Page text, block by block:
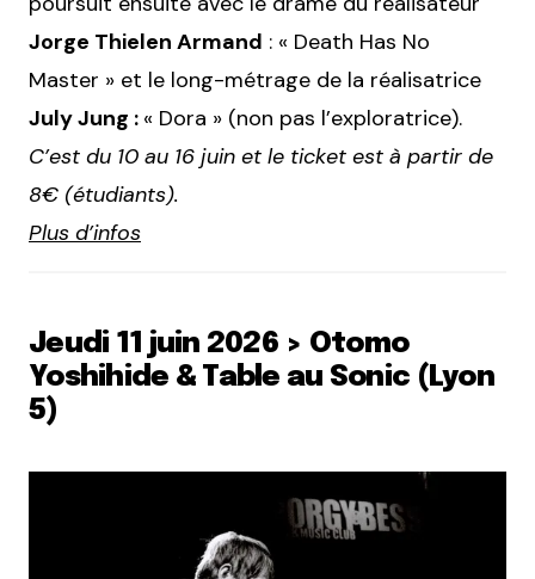
Jorge Thielen Armand : « Death Has No
Master » et le long-métrage de la réalisatrice
July Jung : « Dora » (non pas l’exploratrice).
C’est du 10 au 16 juin et le ticket est à partir de
8€ (étudiants).
Plus d’infos
Jeudi 11 juin 2026 > Otomo
Yoshihide & Table au Sonic (Lyon
5)